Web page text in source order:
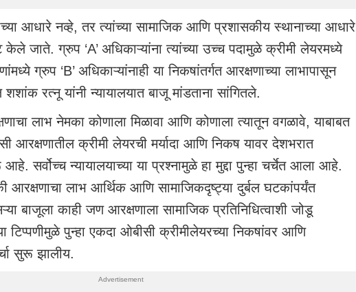
आधारे नव्हे, तर त्यांच्या सामाजिक आणि प्रशासकीय स्थानाच्या आधारे
केले जाते. ग्रुप ‘A’ अधिकाऱ्यांना त्यांच्या उच्च पदामुळे क्रीमी लेयरमध्ये
ग्रुप ‘B’ अधिकाऱ्यांनाही या निकषांतर्गत आरक्षणाच्या लाभापासून
रत्नू यांनी न्यायालयात बाजू मांडताना सांगितले.
लाभ नेमका कोणाला मिळावा आणि कोणाला त्यातून वगळावे, याबाबत
आरक्षणातील क्रीमी लेयरची मर्यादा आणि निकष यावर देशभरात
सर्वोच्च न्यायालयाच्या या प्रश्नामुळे हा मुद्दा पुन्हा चर्चेत आला आहे.
आरक्षणाचा लाभ आर्थिक आणि सामाजिकदृष्ट्या दुर्बल घटकांपर्यंत
बाजूला काही जण आरक्षणाला सामाजिक प्रतिनिधित्वाशी जोडू
टिप्पणीमुळे पुन्हा एकदा ओबीसी क्रीमीलेयरच्या निकषांवर आणि
सुरू झालीय.